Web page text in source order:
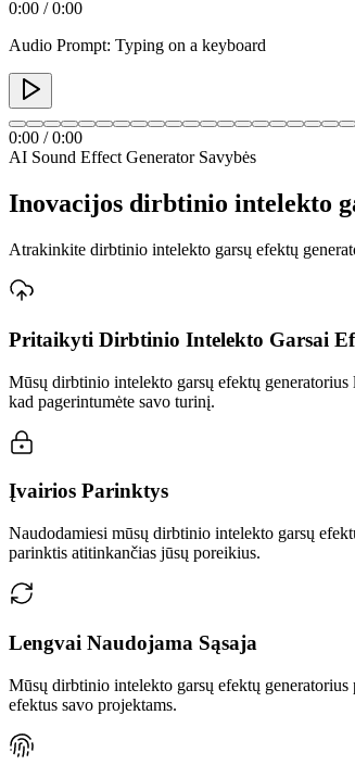
0:00 /0:00
Audio Prompt: Typing on a keyboard
0:00 /0:00
AI Sound Effect Generator Savybės
Inovacijos dirbtinio intelekto
Atrakinkite dirbtinio intelekto garsų efektų
Pritaikyti Dirbtinio Intelekto Garsai
Mūsų dirbtinio intelekto garsų efektų
kad pagerintumėte savo turinį.
Įvairios Parinktys
Naudodamiesi mūsų dirbtinio intelekto garsų
parinktis atitinkančias jūsų poreikius.
Lengvai Naudojama Sąsaja
Mūsų dirbtinio intelekto garsų efektų
efektus savo projektams.